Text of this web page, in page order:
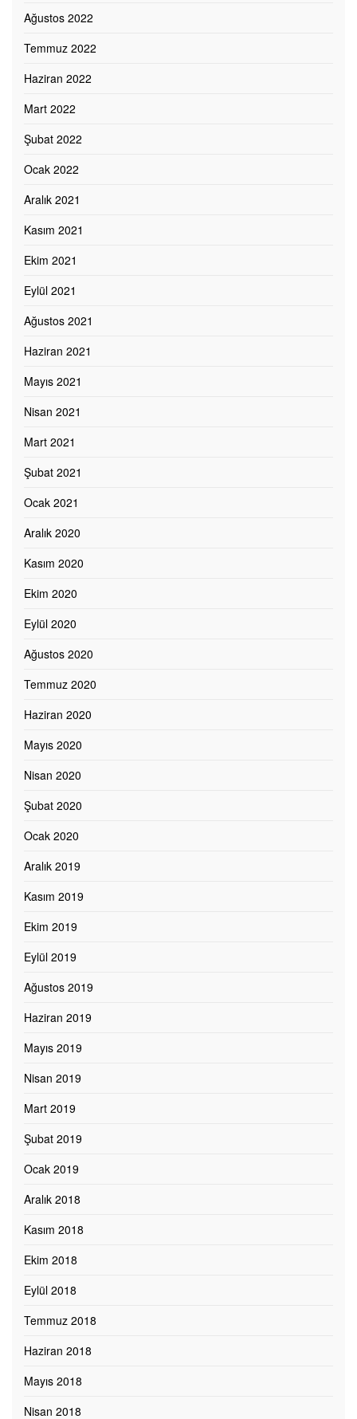
Ağustos 2022
Temmuz 2022
Haziran 2022
Mart 2022
Şubat 2022
Ocak 2022
Aralık 2021
Kasım 2021
Ekim 2021
Eylül 2021
Ağustos 2021
Haziran 2021
Mayıs 2021
Nisan 2021
Mart 2021
Şubat 2021
Ocak 2021
Aralık 2020
Kasım 2020
Ekim 2020
Eylül 2020
Ağustos 2020
Temmuz 2020
Haziran 2020
Mayıs 2020
Nisan 2020
Şubat 2020
Ocak 2020
Aralık 2019
Kasım 2019
Ekim 2019
Eylül 2019
Ağustos 2019
Haziran 2019
Mayıs 2019
Nisan 2019
Mart 2019
Şubat 2019
Ocak 2019
Aralık 2018
Kasım 2018
Ekim 2018
Eylül 2018
Temmuz 2018
Haziran 2018
Mayıs 2018
Nisan 2018